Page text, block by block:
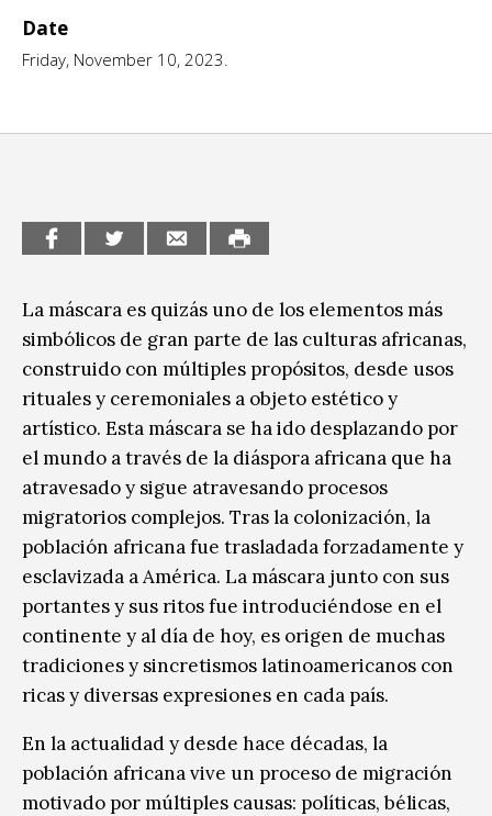
CCE en el interior/libros
Espacio itinerante de lectura infantil
Letras
Música
Sin categoría
Date
Friday, November 10, 2023.
La máscara es quizás uno de los elementos más
simbólicos de gran parte de las culturas africanas,
construido con múltiples propósitos, desde usos
rituales y ceremoniales a objeto estético y
artístico. Esta máscara se ha ido desplazando por
el mundo a través de la diáspora africana que ha
atravesado y sigue atravesando procesos
migratorios complejos. Tras la colonización, la
población africana fue trasladada forzadamente y
esclavizada a América. La máscara junto con sus
portantes y sus ritos fue introduciéndose en el
continente y al día de hoy, es origen de muchas
tradiciones y sincretismos latinoamericanos con
ricas y diversas expresiones en cada país.
En la actualidad y desde hace décadas, la
población africana vive un proceso de migración
motivado por múltiples causas: políticas, bélicas,